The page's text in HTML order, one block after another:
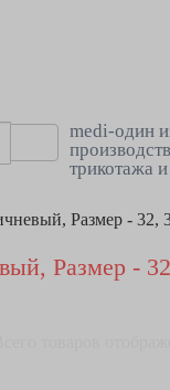
medi-один
трикотажа
Размер - 32,
Размер -